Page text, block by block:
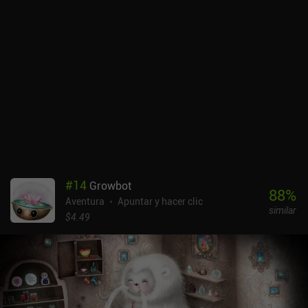
suerte, probablemente tendremos que empezar de nuevo, esta vez
con más perspectiva. Mindcop es un juego de pago tanto en
Android como en iOS. Aunque no es un juego «hardcore», si no
prestas atención a los pequeños detalles, pronto te sentirás
abrumado y perdido. Créeme, es fácil acabar acusando a la
persona equivocada.
#14 Growbot
Aventura
Apuntar y hacer clic
$4.49
88%
similar